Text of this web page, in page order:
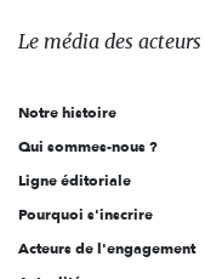
des
l'engagement
Le média des acteurs
Notre histoire
Qui sommes-nous ?
Ligne éditoriale
Pourquoi s'inscrire
Acteurs de l'engagement